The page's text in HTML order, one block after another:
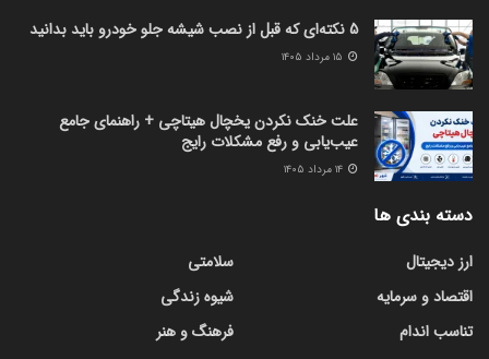
5 نکته‌ای که قبل از نصب شیشه جلو خودرو باید بدانید
علت خنک نکردن یخچال هیتاچی + راهنمای جامع
عیب‌یابی و رفع مشکلات رایج
دسته بندی ها
ارز دیجیتال
اقتصاد و سرمایه
تناسب اندام
سلامتی
شیوه زندگی
فرهنگ و هنر